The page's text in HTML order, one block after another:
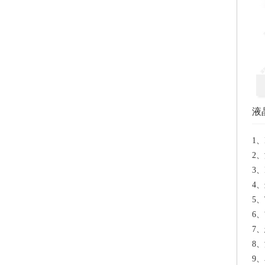
液
1、
2、
3、
4、
5、
6、
7、
8、
9、